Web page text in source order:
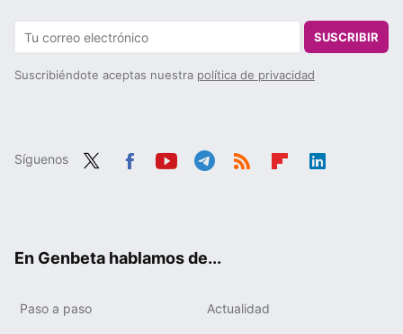
SUSCRIBIR
Suscribiéndote aceptas nuestra política de privacidad
Síguenos
En Genbeta hablamos de...
Paso a paso Actualidad